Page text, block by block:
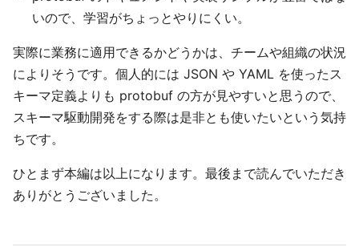
いので、学習がちょっとやりにくい。
実際に業務に適用できるかどうかは、チームや組織の状況
によりそうです。個人的には JSON や YAML を使ったス
キーマ定義よりも protobuf の方が見やすいと思うので、
スキーマ駆動開発をする際は是非とも使いたいという気持
ちです。
ひとまず本編は以上になります。最後まで読んでいただき
ありがとうございました。